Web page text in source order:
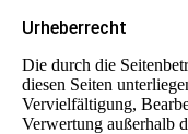
Urheberrecht
Die durch die
diesen Seiten
Vervielfältigung,
Verwertung außerhalb